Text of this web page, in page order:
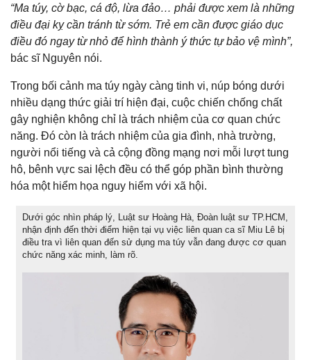
“Ma túy, cờ bạc, cá độ, lừa đảo… phải được xem là những
điều đại kỵ cần tránh từ sớm. Trẻ em cần được giáo dục
điều đó ngay từ nhỏ để hình thành ý thức tự bảo vệ mình”,
bác sĩ Nguyên nói.
Trong bối cảnh ma túy ngày càng tinh vi, núp bóng dưới
nhiều dạng thức giải trí hiện đại, cuộc chiến chống chất
gây nghiện không chỉ là trách nhiệm của cơ quan chức
năng. Đó còn là trách nhiệm của gia đình, nhà trường,
người nổi tiếng và cả cộng đồng mạng nơi mỗi lượt tung
hô, bênh vực sai lệch đều có thể góp phần bình thường
hóa một hiểm họa nguy hiểm với xã hội.
Dưới góc nhìn pháp lý, Luật sư Hoàng Hà, Đoàn luật sư TP.HCM,
nhận định đến thời điểm hiện tại vụ việc liên quan ca sĩ Miu Lê bị
điều tra vì liên quan đến sử dụng ma túy vẫn đang được cơ quan
chức năng xác minh, làm rõ.